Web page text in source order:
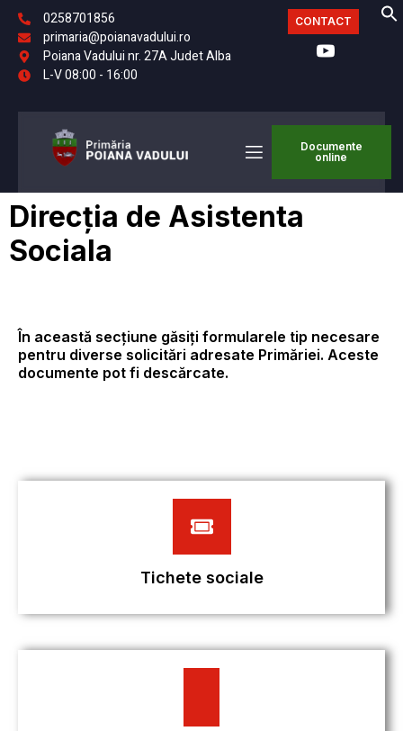
0258701856
primaria@poianavadului.ro
Poiana Vadului nr. 27A Judet Alba
L-V 08:00 - 16:00
CONTACT
Documente
online
Direcția de Asistenta
Sociala
În această secțiune găsiți formularele tip necesare
pentru diverse solicitări adresate Primăriei. Aceste
documente pot fi descărcate.
Tichete sociale